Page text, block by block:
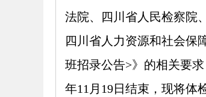
法院、四川省人民检察院
四川省人力资源和社会保
班招录公告>》的相关要
年11月19日结束， 现将体